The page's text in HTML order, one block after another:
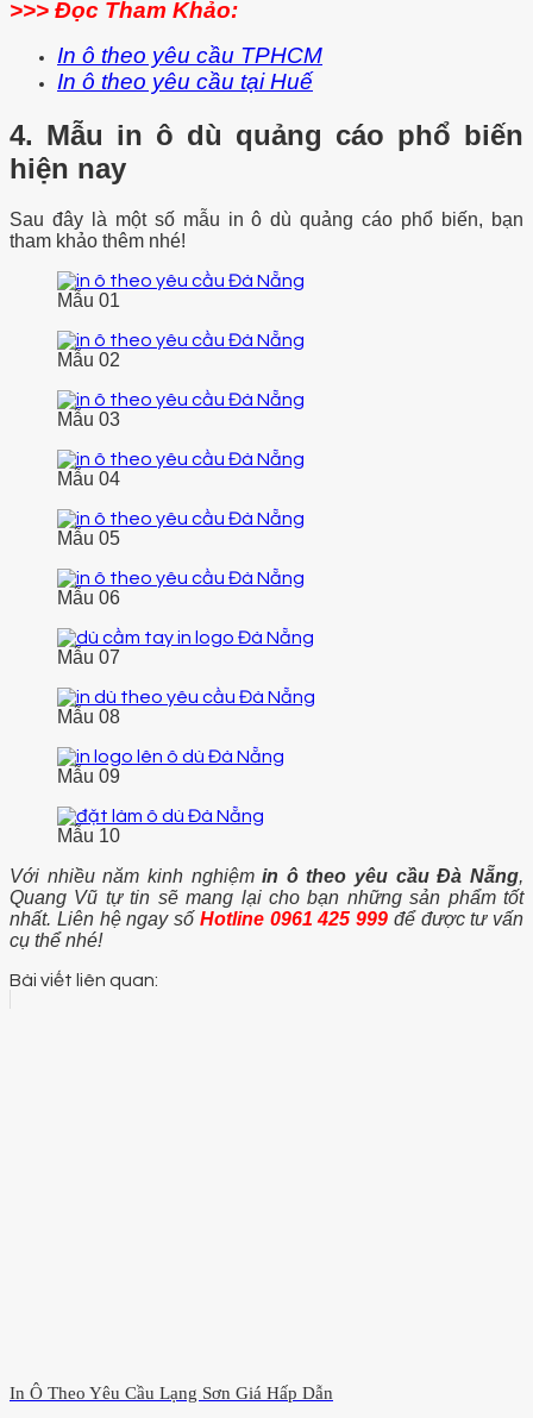
>>> Đọc Tham Khảo:
In ô theo yêu cầu TPHCM
In ô theo yêu cầu tại Huế
4. Mẫu in ô dù quảng cáo phổ biến
hiện nay
Sau đây là một số mẫu in ô dù quảng cáo phổ biến, bạn
tham khảo thêm nhé!
Mẫu 01
Mẫu 02
Mẫu 03
Mẫu 04
Mẫu 05
Mẫu 06
Mẫu 07
Mẫu 08
Mẫu 09
Mẫu 10
Với nhiều năm kinh nghiệmin ô theo yêu cầu Đà Nẵng,
Quang Vũ tự tin sẽ mang lại cho bạn những sản phẩm tốt
nhất. Liên hệ ngay số Hotline 0961 425 999 để được tư vấn
cụ thể nhé!
Bài viết liên quan:
In Ô Theo Yêu Cầu Lạng Sơn Giá Hấp Dẫn